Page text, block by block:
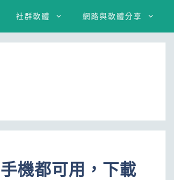
社群軟體 網路與軟體分享
機都可用，下載